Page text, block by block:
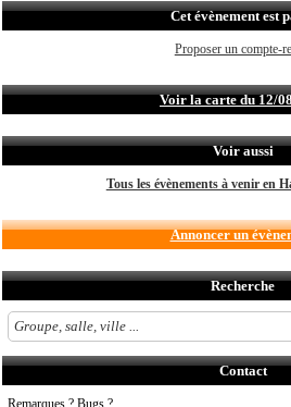
Cet évènement est
Proposer un compte-
Voir la carte du 12/
Voir aussi
Tous les évènements à venir en
Annoncer un
Recherche
Contact